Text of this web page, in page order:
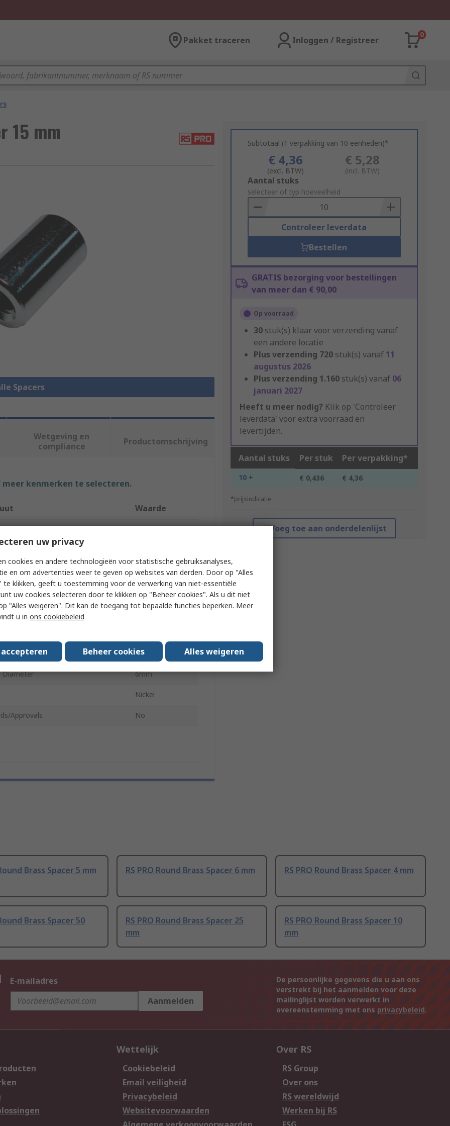
Pakket traceren Inloggen / Registreer
0
15 mm
Spacers
Subtotaal (1 verpakking van 10 eenheden)*
€ 4,36
(excl. BTW)
€ 5,28
(incl. BTW)
Add
to
Basket
Aantal stuks
selecteer of typ hoeveelheid
Controleer leverdata
Bestellen
GRATIS bezorging voor bestellingen
van meer dan € 90,00
Op voorraad
30 stuk(s) klaar voor verzending vanaf
een andere locatie
Plus verzending 720 stuk(s) vanaf 11
augustus 2026
Plus verzending 1.160 stuk(s) vanaf 06
januari 2027
Heeft u meer nodig? Klik op 'Controleer
leverdata' voor extra voorraad en
levertijden.
Aantal stuks Per stuk Per verpakking*
10 + € 0,436 € 4,36
*prijsindicatie
Voeg toe aan onderdelenlijst
Wetgeving en
compliance
Productomschrijving
kenmerken te selecteren.
Waarde
15mm
Brass
Screw/Bolt Size
3mm
Diameter 6mm
Nickel
Approvals No
Brass Spacer 5 mm RS PRO Round Brass Spacer 6 mm RS PRO Round Brass Spacer 4 mm
Brass Spacer 50
RS PRO Round Brass Spacer 25
mm
RS PRO Round Brass Spacer 10
mm
E-mailadres
Aanmelden
De persoonlijke gegevens die u aan ons
verstrekt bij het aanmelden voor deze
mailinglijst worden verwerkt in
overeenstemming met ons privacybeleid.
Wettelijk
Cookiebeleid
Email veiligheid
Privacybeleid
Websitevoorwaarden
Over RS
RS Group
Over ons
RS wereldwijd
Werken bij RS
uw privacy
cookies en andere technologieën voor statistische gebruiksanalyses,
en om advertenties weer te geven op websites van derden. Door op "Alles
te klikken, geeft u toestemming voor de verwerking van niet-essentiële
uw cookies selecteren door te klikken op "Beheer cookies". Als u dit niet
"Alles weigeren". Dit kan de toegang tot bepaalde functies beperken. Meer
u in ons cookiebeleid
Beheer cookies Alles weigeren